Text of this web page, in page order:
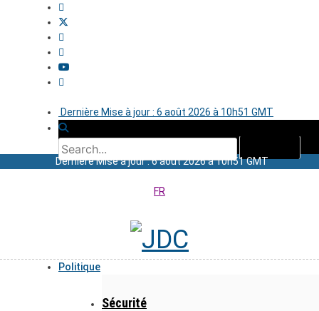
Dernière Mise à jour : 6 août 2026 à 10h51 GMT
Dernière Mise à jour : 6 août 2026 à 10h51 GMT
FR
Politique
Sécurité